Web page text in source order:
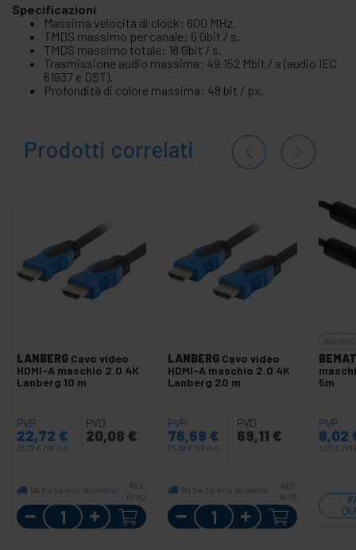
Specificazioni
Massima velocità di clock: 600 MHz.
TMDS massimo per canale: 6 Gbit / s.
TMDS massimo totale: 18 Gbit / s.
Trasmissione audio massima: 49.152 Mbit / s (audio IEC
61937 e DST).
Profondità di colore massima: 48 bit / px.
Prodotti correlati
LANBERG Cavo video
HDMI-A maschio 2.0 4K
Lanberg 10 m
PVP
22,72 €
22,72 € IVA inc.
PVD
20,08 €
Da 5 a 6 giorni lavorativi
REF:
HI110
Quantità
LANBERG Cavo video
HDMI-A maschio 2.0 4K
Lanberg 20 m
PVP
76,69 €
76,69 € IVA inc.
PVD
69,11 €
Da 5 a 6 giorni lavorativi
REF:
HI112
Quantità
5m
PVP
8,02
8,02 €